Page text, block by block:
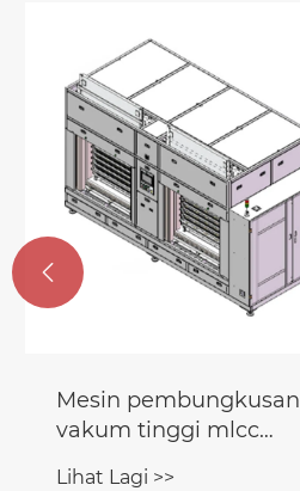
Mesin pembungkusan
vakum tinggi mlcc
Lihat Lagi >>
